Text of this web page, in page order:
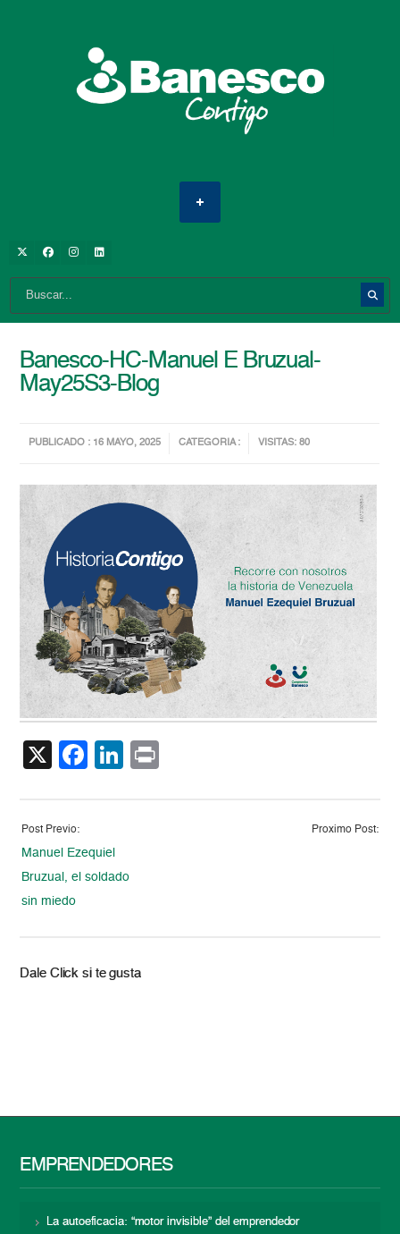
Banesco-HC-Manuel E Bruzual-
May25S3-Blog
PUBLICADO : 16 MAYO, 2025 CATEGORIA : VISITAS: 80
X Facebook
LinkedIn
Post Previo:
Manuel Ezequiel
Bruzual, el soldado
sin miedo
Proximo Post:
Dale Click si te gusta
EMPRENDEDORES
La autoeficacia: “motor invisible” del emprendedor